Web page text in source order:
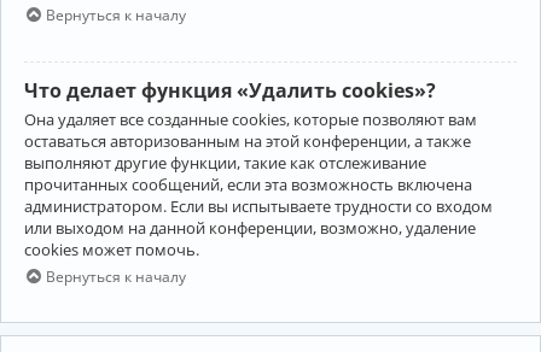
Вернуться к началу
Что делает функция «Удалить cookies»?
Она удаляет все созданные cookies, которые позволяют вам
оставаться авторизованным на этой конференции, а также
выполняют другие функции, такие как отслеживание
прочитанных сообщений, если эта возможность включена
администратором. Если вы испытываете трудности со входом
или выходом на данной конференции, возможно, удаление
cookies может помочь.
Вернуться к началу